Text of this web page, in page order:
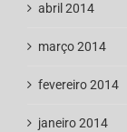
abril 2014
março 2014
fevereiro 2014
janeiro 2014